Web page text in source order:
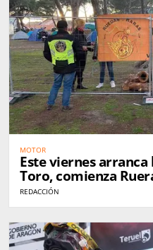
MOTOR
Este viernes
Toro, comienza
REDACCIÓN